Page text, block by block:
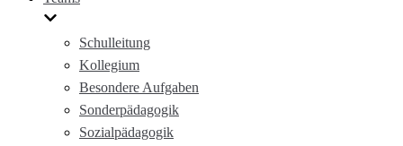
Schulleitung
Kollegium
Besondere Aufgaben
Sonderpädagogik
Sozialpädagogik